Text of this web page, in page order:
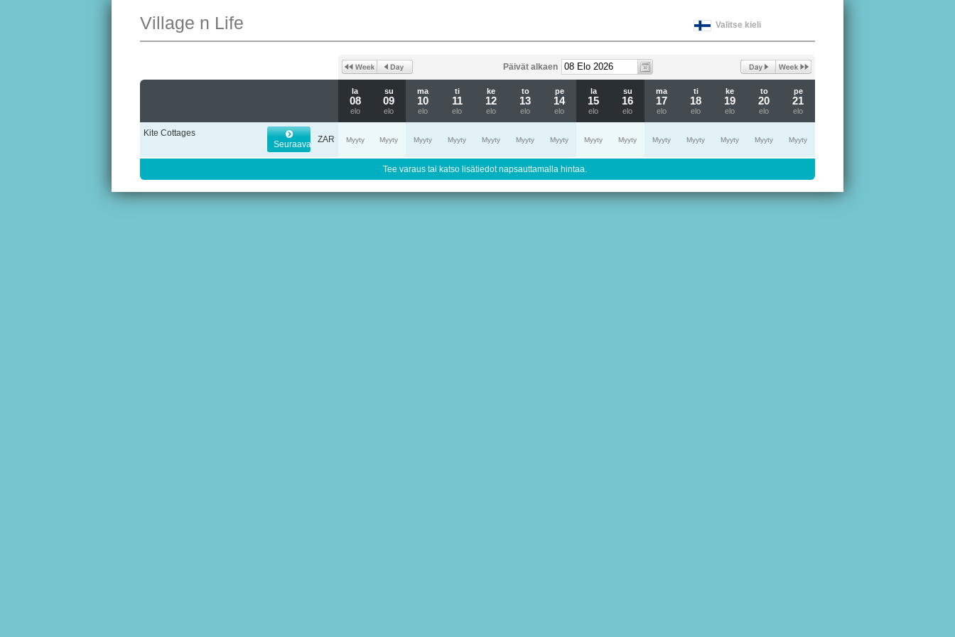
Valitse kieli
Village n Life
Päivät alkaen
la
08
elo
su
09
elo
ma
10
elo
ti
11
elo
ke
12
elo
to
13
elo
pe
14
elo
la
15
elo
su
16
elo
ma
17
elo
ti
18
elo
ke
19
elo
to
20
elo
pe
21
elo
Kite Cottages
Seuraava
ZAR Myyty Myyty Myyty Myyty Myyty Myyty Myyty Myyty Myyty Myyty Myyty Myyty Myyty Myyty
Tee varaus tai katso lisätiedot napsauttamalla hintaa.